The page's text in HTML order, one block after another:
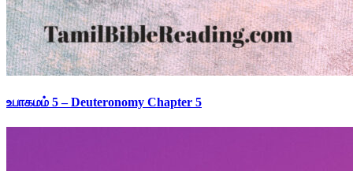
உபாகமம் 5 – Deuteronomy Chapter 5